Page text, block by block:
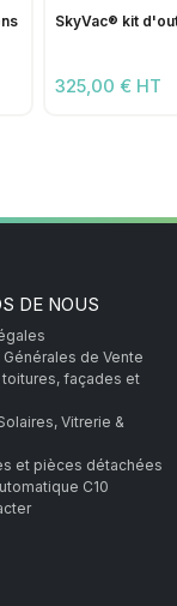
SkyVac® kit
325,00 € HT
DE NOUS
de Vente
façades et
Vitrerie &
et pièces détachées
C10